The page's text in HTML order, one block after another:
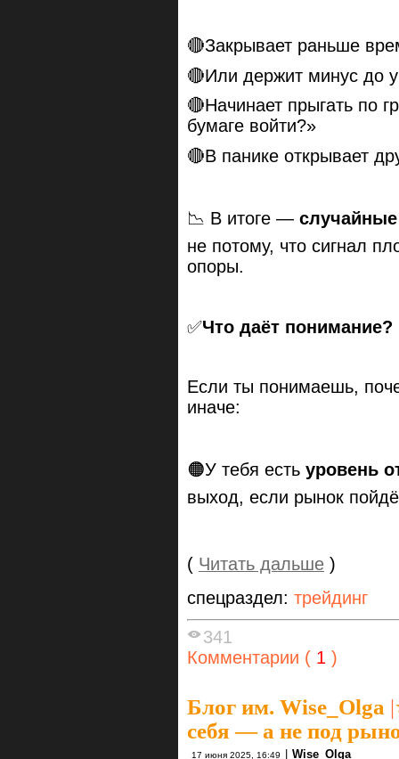
🔴Закрывает раньше
🔴Или держит минус до
🔴Начинает прыгать по
бумаге войти?»
🔴В панике открывает
📉 В итоге —
не потому, что сигнал
опоры.
✅Что даёт понимание?
Если ты понимаешь,
иначе:
🟠У тебя есть уровень
выход, если рынок
( Читать дальше )
спецраздел: трейдинг
341
Комментарии ( 1 )
Блог им. Wise_Olga |
себя — а не под
17 июня 2025, 16:49 Wise_Olga